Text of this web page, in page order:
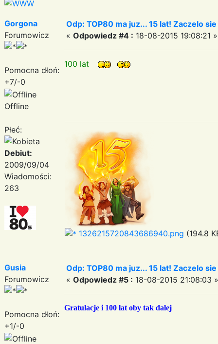
Gorgona
Forumowicz
Pomocna dłoń:
+7/-0
Offline
Płeć:
Debiut:
2009/09/04
Wiadomości:
263
Odp: TOP80 ma juz... 15 lat! Zaczelo
« Odpowiedz #4 : 18-08-2015 19:08:21 »
100 lat
1326215720843686940.png (194.8
Gusia
Forumowicz
Pomocna dłoń:
+1/-0
Odp: TOP80 ma juz... 15 lat! Zaczelo
« Odpowiedz #5 : 18-08-2015 21:08:03 »
Gratulacje i 100 lat oby tak dalej